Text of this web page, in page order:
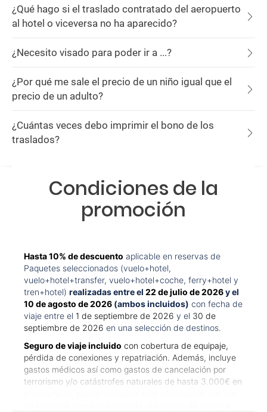
¿Qué hago si el traslado contratado del aeropuerto
al hotel o viceversa no ha aparecido?
¿Necesito visado para poder ir a ...?
¿Por qué me sale el precio de un niño igual que el
precio de un adulto?
¿Cuántas veces debo imprimir el bono de los
traslados?
Condiciones de la
promoción
Hasta 10% de descuento aplicable en reservas de
Paquetes seleccionados (vuelo+hotel,
vuelo+hotel+transfer, vuelo+hotel+coche, ferry+hotel y
tren+hotel) realizadas entre el 22 de julio de 2026y el
10 de agosto de 2026 (ambos incluidos) con fecha de
viaje entre el 1 de septiembre de 2026 y el 30 de
septiembre de 2026 en una selección de destinos.
Seguro de viaje incluido con cobertura de equipaje,
pérdida de conexiones y repatriación. Además, incluye
gastos médicos así como gastos de cancelación por
terrorismo y/o catástrofes naturales de hasta 3.000€ en